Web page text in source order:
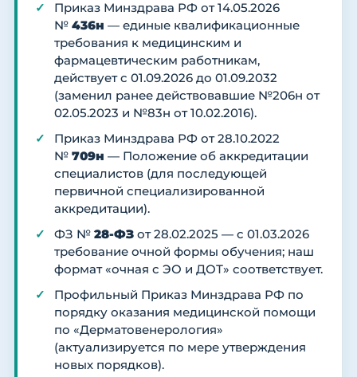
Приказ Минздрава РФ от 14.05.2026
№ 436н — единые квалификационные
требования к медицинским и
фармацевтическим работникам,
действует с 01.09.2026 до 01.09.2032
(заменил ранее действовавшие №206н от
02.05.2023 и №83н от 10.02.2016).
Приказ Минздрава РФ от 28.10.2022
№ 709н — Положение об аккредитации
специалистов (для последующей
первичной специализированной
аккредитации).
ФЗ № 28-ФЗ от 28.02.2025 — с 01.03.2026
требование очной формы обучения; наш
формат «очная с ЭО и ДОТ» соответствует.
Профильный Приказ Минздрава РФ по
порядку оказания медицинской помощи
по «Дерматовенерология»
(актуализируется по мере утверждения
новых порядков).